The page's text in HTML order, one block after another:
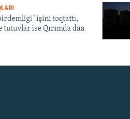
işini toqtattı,
tutuvlar ise Qırımda daa